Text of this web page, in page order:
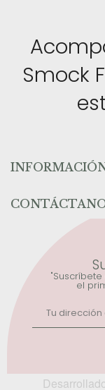
Smock
el